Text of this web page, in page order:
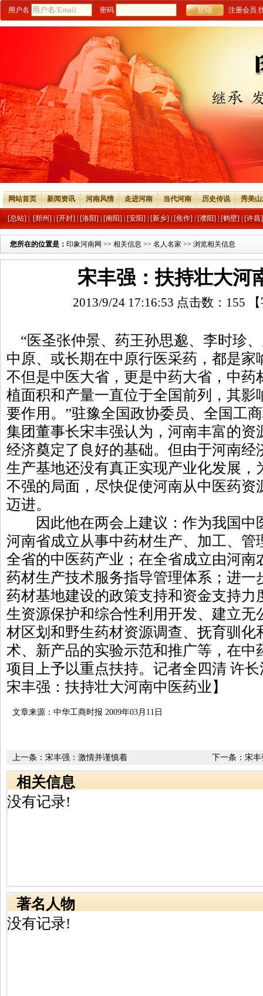
用户名 密码 注册会员
网站首页 新闻资讯 河南风情 走进河南 当代河南 历史传说 秀美
[总站] [郑州] [开封] [洛阳] [南阳] [安阳] [新乡] [焦作] [濮阳] [鹤壁] [许昌]
您所在的位置是： 印象河南网 >> 相关信息 >> 名人名家 >> 浏览相关信息
宋丰强：扶持壮大河
2013/9/24 17:16:53 点击数： 155
“医圣张仲景、药王孙思邈、李时珍
中原、或长期在中原行医采药，都是家
不但是中医大省，更是中药大省，中药
植面积和产量一直位于全国前列，其影
要作用。”驻豫全国政协委员、全国工
集团董事长宋丰强认为，河南丰富的资
经济奠定了良好的基础。但由于河南经
生产基地还没有真正实现产业化发展，
不强的局面，尽快促使河南从中医药资
迈进。
因此他在两会上建议：作为我国中
河南省成立从事中药材生产、加工、管
全省的中医药产业；在全省成立由河南
药材生产技术服务指导管理体系；进一
药材基地建设的政策支持和资金支持力
生资源保护和综合性利用开发、建立无
材区划和野生药材资源调查、抚育驯化
术、新产品的实验示范和推广等，在中
项目上予以重点扶持。记者全四清 许
宋丰强：扶持壮大河南中医药业】
文章来源：中华工商时报 2009年03月11日
下一条： 宋丰
没听清”
上一条： 宋丰强：激情并谨慎着
相关信息
没有记录!
著名人物
没有记录!